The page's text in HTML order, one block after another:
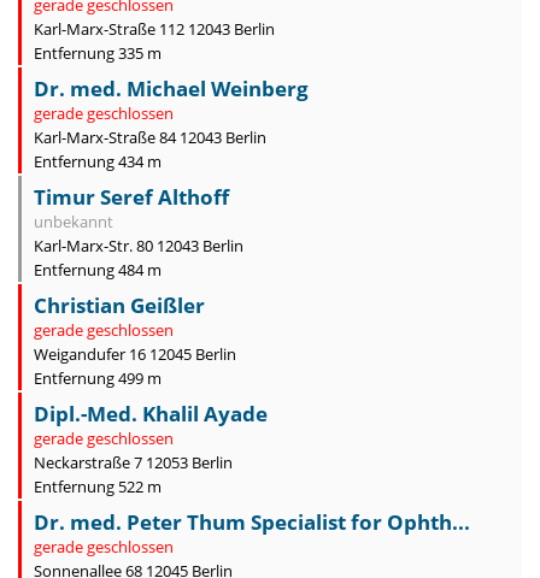
gerade geschlossen
Karl-Marx-Straße 112 12043 Berlin
Entfernung 335 m
Dr. med. Michael Weinberg
gerade geschlossen
Karl-Marx-Straße 84 12043 Berlin
Entfernung 434 m
Timur Seref Althoff
unbekannt
Karl-Marx-Str. 80 12043 Berlin
Entfernung 484 m
Christian Geißler
gerade geschlossen
Weigandufer 16 12045 Berlin
Entfernung 499 m
Dipl.-Med. Khalil Ayade
gerade geschlossen
Neckarstraße 7 12053 Berlin
Entfernung 522 m
Dr. med. Peter Thum Specialist for Ophth...
gerade geschlossen
Sonnenallee 68 12045 Berlin